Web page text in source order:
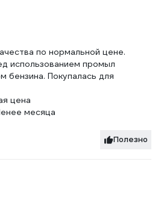
по нормальной цене.
использованием промыл
бензина. Покупалась для
цена
месяца
Полезно